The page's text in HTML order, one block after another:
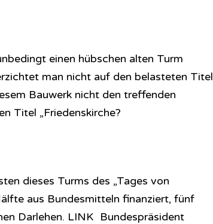
einen hübschen alten Turm
man nicht auf den belasteten Titel
Bauwerk nicht den treffenden
Titel „Friedenskirche?
dieses Turms des „Tages von
aus Bundesmitteln finanziert, fünf
Darlehen. LINK Bundespräsident